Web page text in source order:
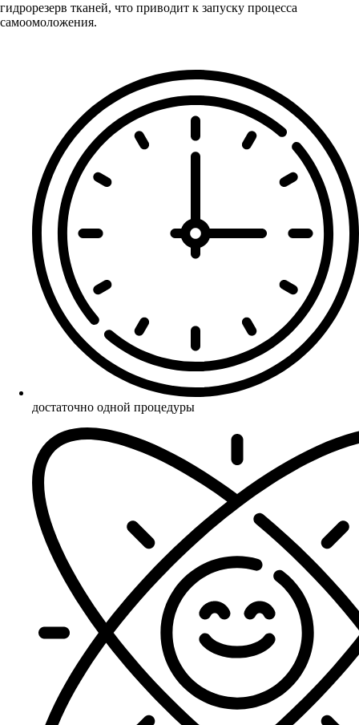
гидрорезерв тканей, что приводит к запуску процесса
самоомоложения.
достаточно одной процедуры